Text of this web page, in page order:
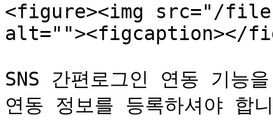
<figure><img src="/files/
alt=""><figcaption></
SNS 간편로그인 연동 기능
연동 정보를 등록하셔야 합